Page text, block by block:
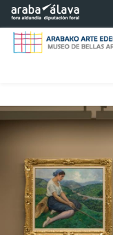
Eduki nagusira joan